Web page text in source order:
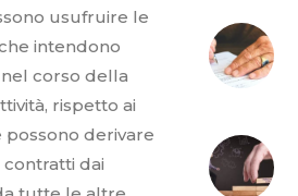
usufruire le
intendono
corso della
rispetto ai
possono derivare
dai